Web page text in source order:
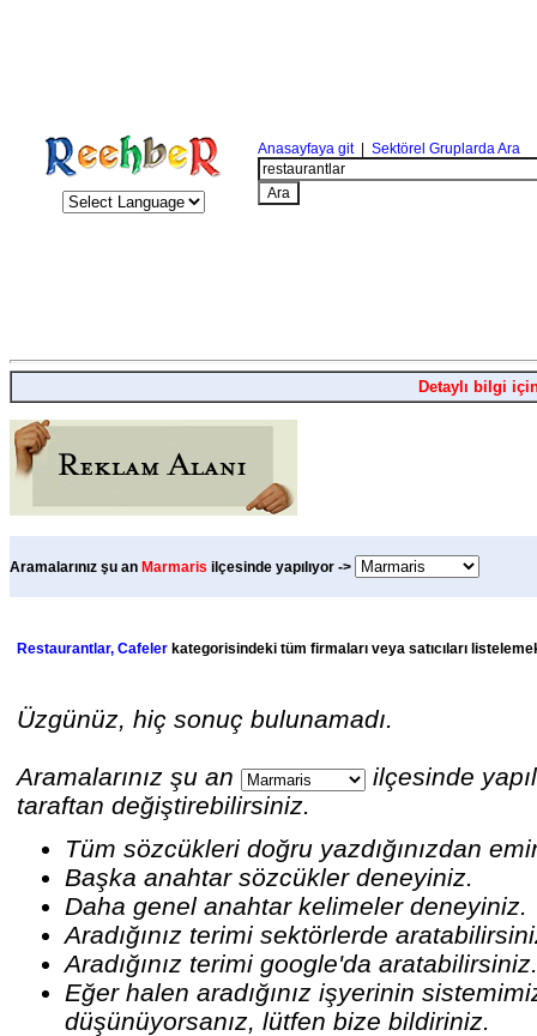
Anasayfaya git| Sektörel Gruplarda Ara
Detaylı bilgi
Aramalarınız şu an Marmaris ilçesinde yapılıyor ->
Restaurantlar, Cafeler kategorisindeki tüm firmaları veya satıcıları
Üzgünüz, hiç sonuç bulunamadı.
Aramalarınız şu an
ilçesinde
taraftan değiştirebilirsiniz.
Tüm sözcükleri doğru yazdığınızdan
Başka anahtar sözcükler deneyiniz.
Daha genel anahtar kelimeler deneyiniz.
Aradığınız terimi sektörlerde
Aradığınız terimi google'da
Eğer halen aradığınız işyerinin
düşünüyorsanız, lütfen bize bildiriniz.